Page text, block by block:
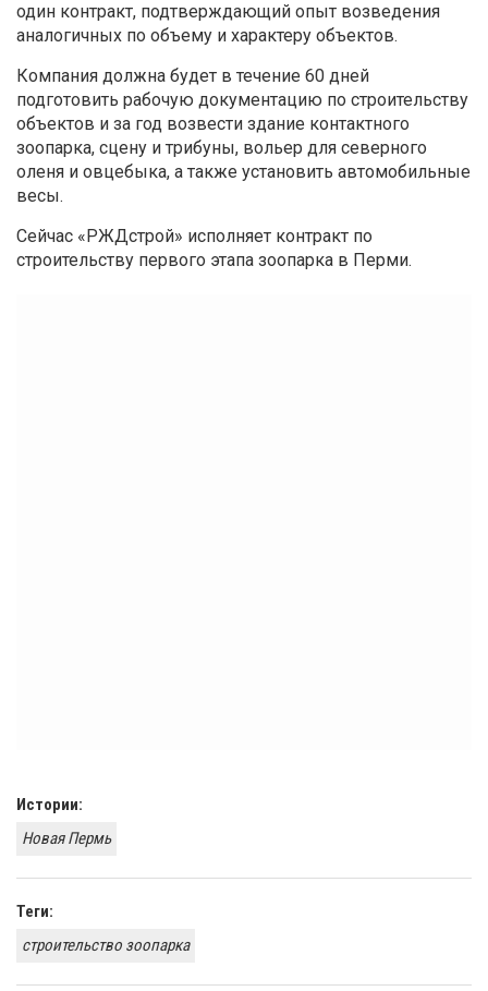
один контракт, подтверждающий опыт возведения
аналогичных по объему и характеру объектов.
Компания должна будет в течение 60 дней
подготовить рабочую документацию по строительству
объектов и за год возвести здание контактного
зоопарка, сцену и трибуны, вольер для северного
оленя и овцебыка, а также установить автомобильные
весы.
Сейчас «РЖДстрой» исполняет контракт по
строительству первого этапа зоопарка в Перми.
Истории:
Новая Пермь
Теги:
строительство зоопарка